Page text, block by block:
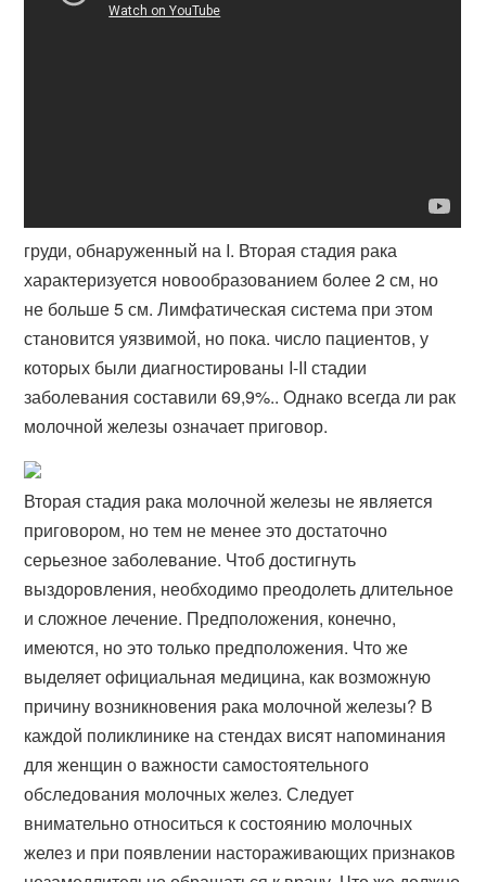
груди, обнаруженный на I. Вторая стадия рака
характеризуется новообразованием более 2 см, но
не больше 5 см. Лимфатическая система при этом
становится уязвимой, но пока. число пациентов, у
которых были диагностированы I-II стадии
заболевания составили 69,9%.. Однако всегда ли рак
молочной железы означает приговор.
Вторая стадия рака молочной железы не является
приговором, но тем не менее это достаточно
серьезное заболевание. Чтоб достигнуть
выздоровления, необходимо преодолеть длительное
и сложное лечение. Предположения, конечно,
имеются, но это только предположения. Что же
выделяет официальная медицина, как возможную
причину возникновения рака молочной железы? В
каждой поликлинике на стендах висят напоминания
для женщин о важности самостоятельного
обследования молочных желез. Следует
внимательно относиться к состоянию молочных
желез и при появлении настораживающих признаков